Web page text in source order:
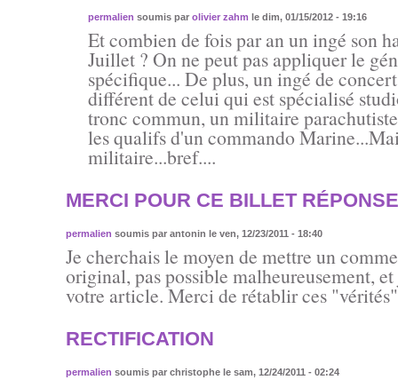
permalien soumis par olivier zahm le dim, 01/15/2012 - 19:16
Et combien de fois par an un ingé son
Juillet ? On ne peut pas appliquer le
spécifique... De plus, un ingé de
différent de celui qui est spécialisé
tronc commun, un militaire
les qualifs d'un commando
militaire...bref....
MERCI POUR CE BILLET RÉPONSE
permalien soumis par antonin le ven, 12/23/2011 - 18:40
Je cherchais le moyen de mettre un
original, pas possible malheureusement,
votre article. Merci de rétablir ces
RECTIFICATION
permalien soumis par christophele sam, 12/24/2011 - 02:24